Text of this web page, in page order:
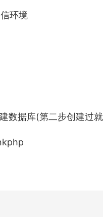
环境
数据库(第二步创建过